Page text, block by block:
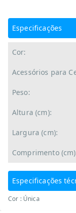
Especificações
Cor:
Acessórios para
Peso:
Altura (cm):
Largura (cm):
Comprimento
Especificações
Cor : Única